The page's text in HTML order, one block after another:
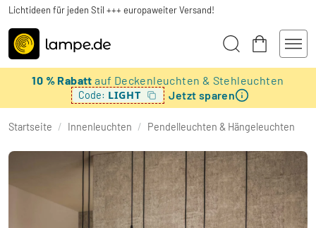
Lichtideen für jeden Stil +++ europaweiter Versand!
10 % Rabattauf Deckenleuchten & Stehleuchten
Code: LIGHT Jetzt sparen
Startseite / Innenleuchten / Pendelleuchten & Hängeleuchten